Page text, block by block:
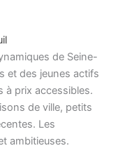
de Seine-
et des jeunes actifs
à prix accessibles.
de ville, petits
Les
ambitieuses.